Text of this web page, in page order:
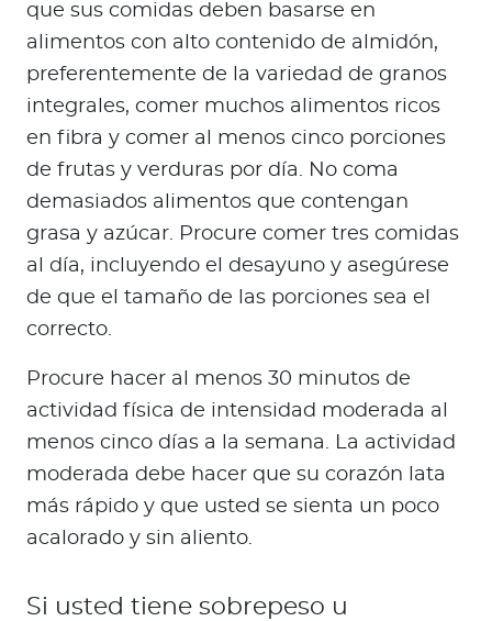
que sus comidas deben basarse en
alimentos con alto contenido de almidón,
preferentemente de la variedad de granos
integrales, comer muchos alimentos ricos
en fibra y comer al menos cinco porciones
de frutas y verduras por día. No coma
demasiados alimentos que contengan
grasa y azúcar. Procure comer tres comidas
al día, incluyendo el desayuno y asegúrese
de que el tamaño de las porciones sea el
correcto.
Procure hacer al menos 30 minutos de
actividad física de intensidad moderada al
menos cinco días a la semana. La actividad
moderada debe hacer que su corazón lata
más rápido y que usted se sienta un poco
acalorado y sin aliento.
Si usted tiene sobrepeso u